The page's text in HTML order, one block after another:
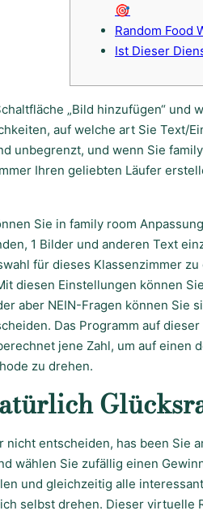
🎯
Random Food
Ist Dieser
„Bild hinzufügen“ und
auf welche art Sie Text/
unbegrenzt, und wenn Sie
Ihren geliebten Läufer
Sie in family room
1 Bilder und anderen Text
für dieses Klassenzimmer
diesen Einstellungen können
aber NEIN-Fragen können Sie
Das Programm auf
jene Zahl, um auf einen
zu drehen.
nicht entscheiden, has been Sie
wählen Sie zufällig einen
und gleichzeitig alle
selbst drehen. Dieser virtuelle